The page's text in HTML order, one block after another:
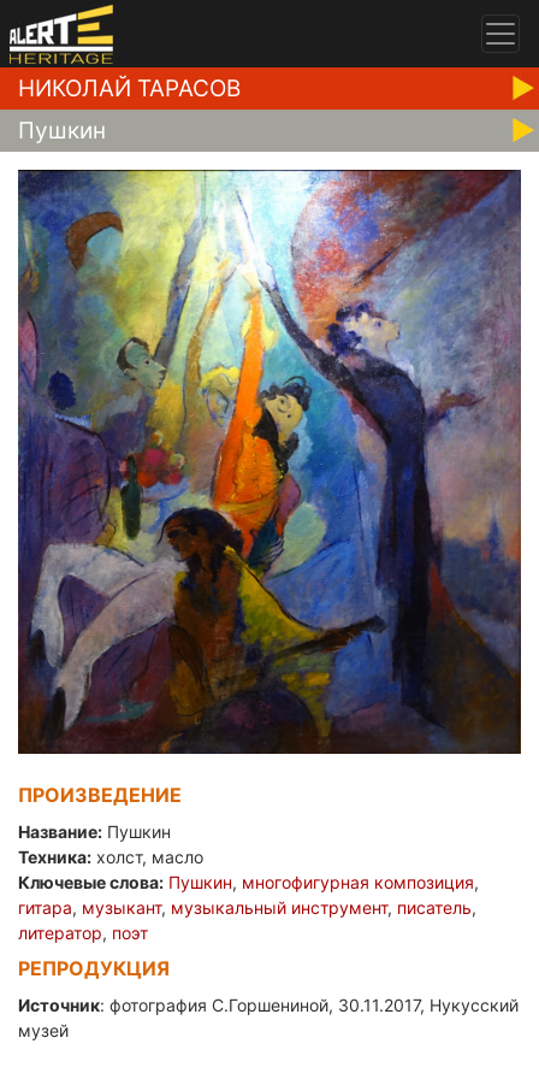
НИКОЛАЙ ТАРАСОВ
Пушкин
ПРОИЗВЕДЕНИЕ
Название: Пушкин
Техника: холст, масло
Ключевые слова: Пушкин, многофигурная композиция,
гитара, музыкант, музыкальный инструмент, писатель,
литератор, поэт
РЕПРОДУКЦИЯ
Источник: фотография С.Горшениной, 30.11.2017, Нукусский
музей